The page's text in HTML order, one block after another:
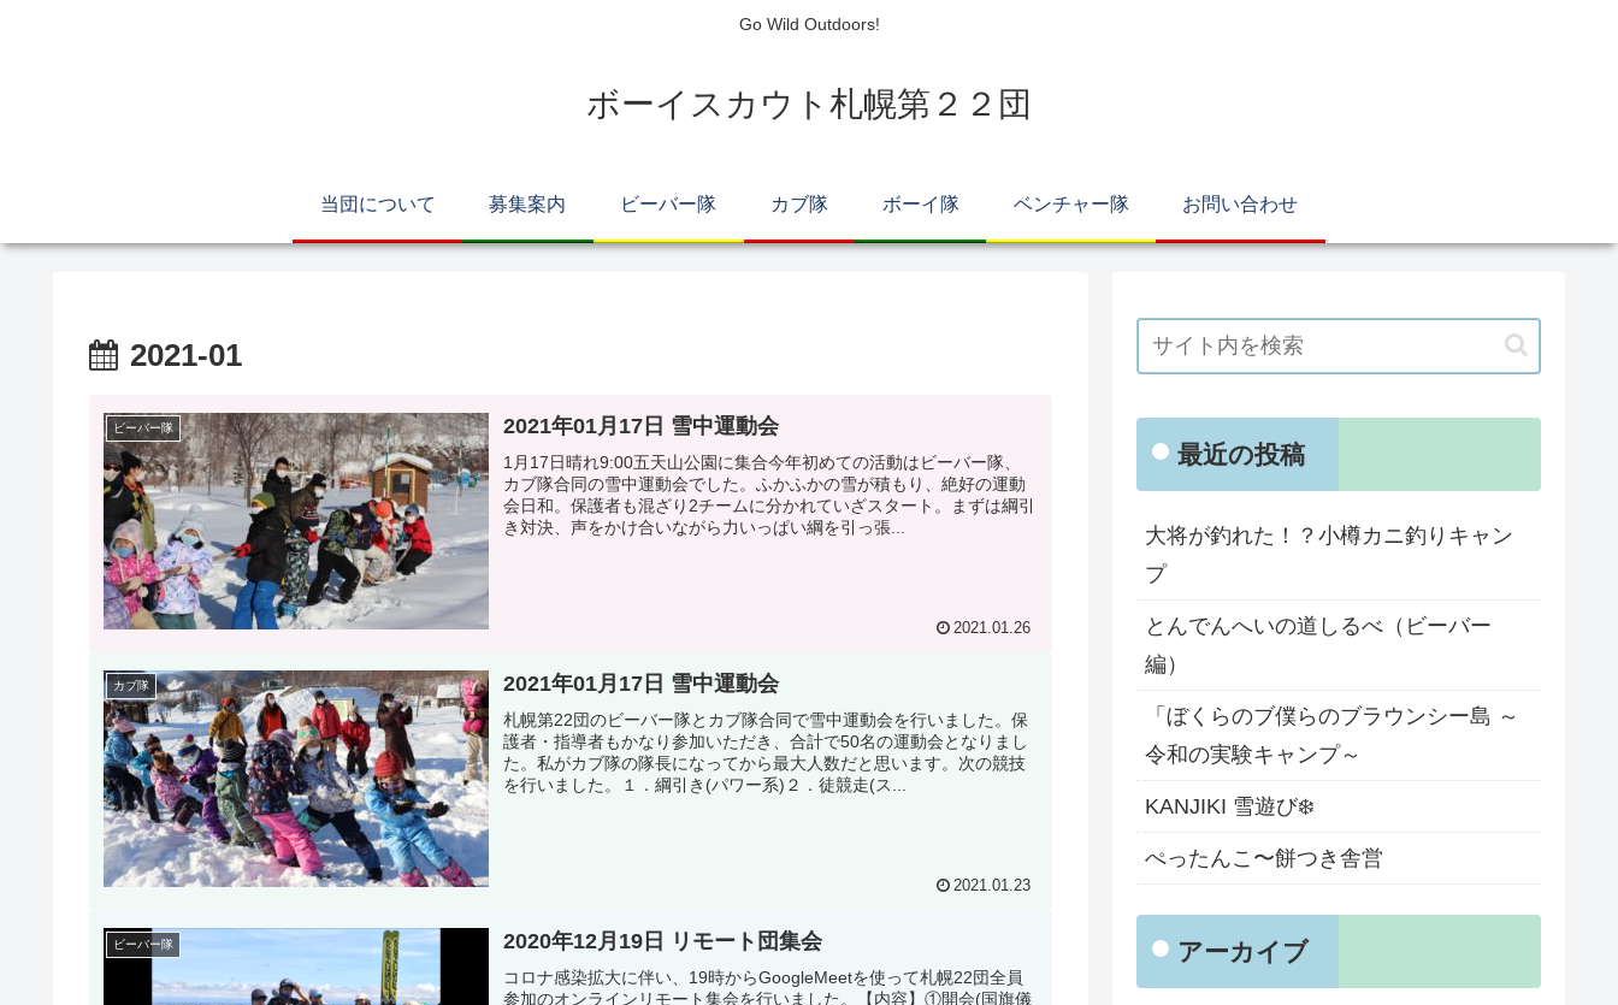
Go Wild Outdoors!
ボーイスカウト札幌第２２団
当団について 募集案内 ビーバー隊 カブ隊 ボーイ隊 ベンチャー隊 お問い合わせ
2021-01
ビーバー隊 2021年01月17日 雪中運動会
1月17日晴れ9:00五天山公園に集合今年初めての活動はビーバー隊、
カブ隊合同の雪中運動会でした。ふかふかの雪が積もり、絶好の運動
会日和。保護者も混ざり2チームに分かれていざスタート。まずは綱引
き対決、声をかけ合いながら力いっぱい綱を引っ張...
2021.01.26
カブ隊 2021年01月17日 雪中運動会
札幌第22団のビーバー隊とカブ隊合同で雪中運動会を行いました。保
護者・指導者もかなり参加いただき、合計で50名の運動会となりまし
た。私がカブ隊の隊長になってから最大人数だと思います。次の競技
を行いました。１．綱引き(パワー系)２．徒競走(ス...
2021.01.23
ビーバー隊 2020年12月19日 リモート団集会
コロナ感染拡大に伴い、19時からGoogleMeetを使って札幌22団全員
参加のオンラインリモート集会を行いました。【内容】①開会(国旗儀
最近の投稿
大将が釣れた！？小樽カニ釣りキャン
プ
とんでんへいの道しるべ（ビーバー
編）
「ぼくらのブ僕らのブラウンシー島 ～
令和の実験キャンプ～
KANJIKI 雪遊び❄️
ぺったんこ〜餅つき舎営
アーカイブ